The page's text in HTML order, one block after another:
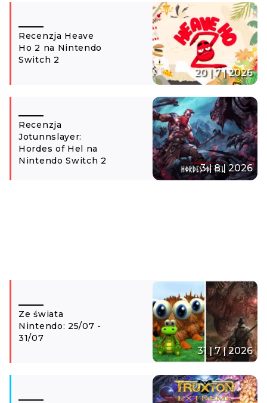
Recenzja Heave
Ho 2 na Nintendo
Switch 2
20 | 7 | 2026
Recenzja
Jotunnslayer:
Hordes of Hel na
Nintendo Switch 2
3 | 8 | 2026
Ze świata
Nintendo: 25/07 -
31/07
31 | 7 | 2026